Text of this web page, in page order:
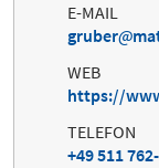
E-MAIL
gruber
WEB
https://
TELEFON
+49 511